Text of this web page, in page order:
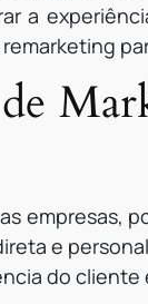
a
empresas,
e
do cliente